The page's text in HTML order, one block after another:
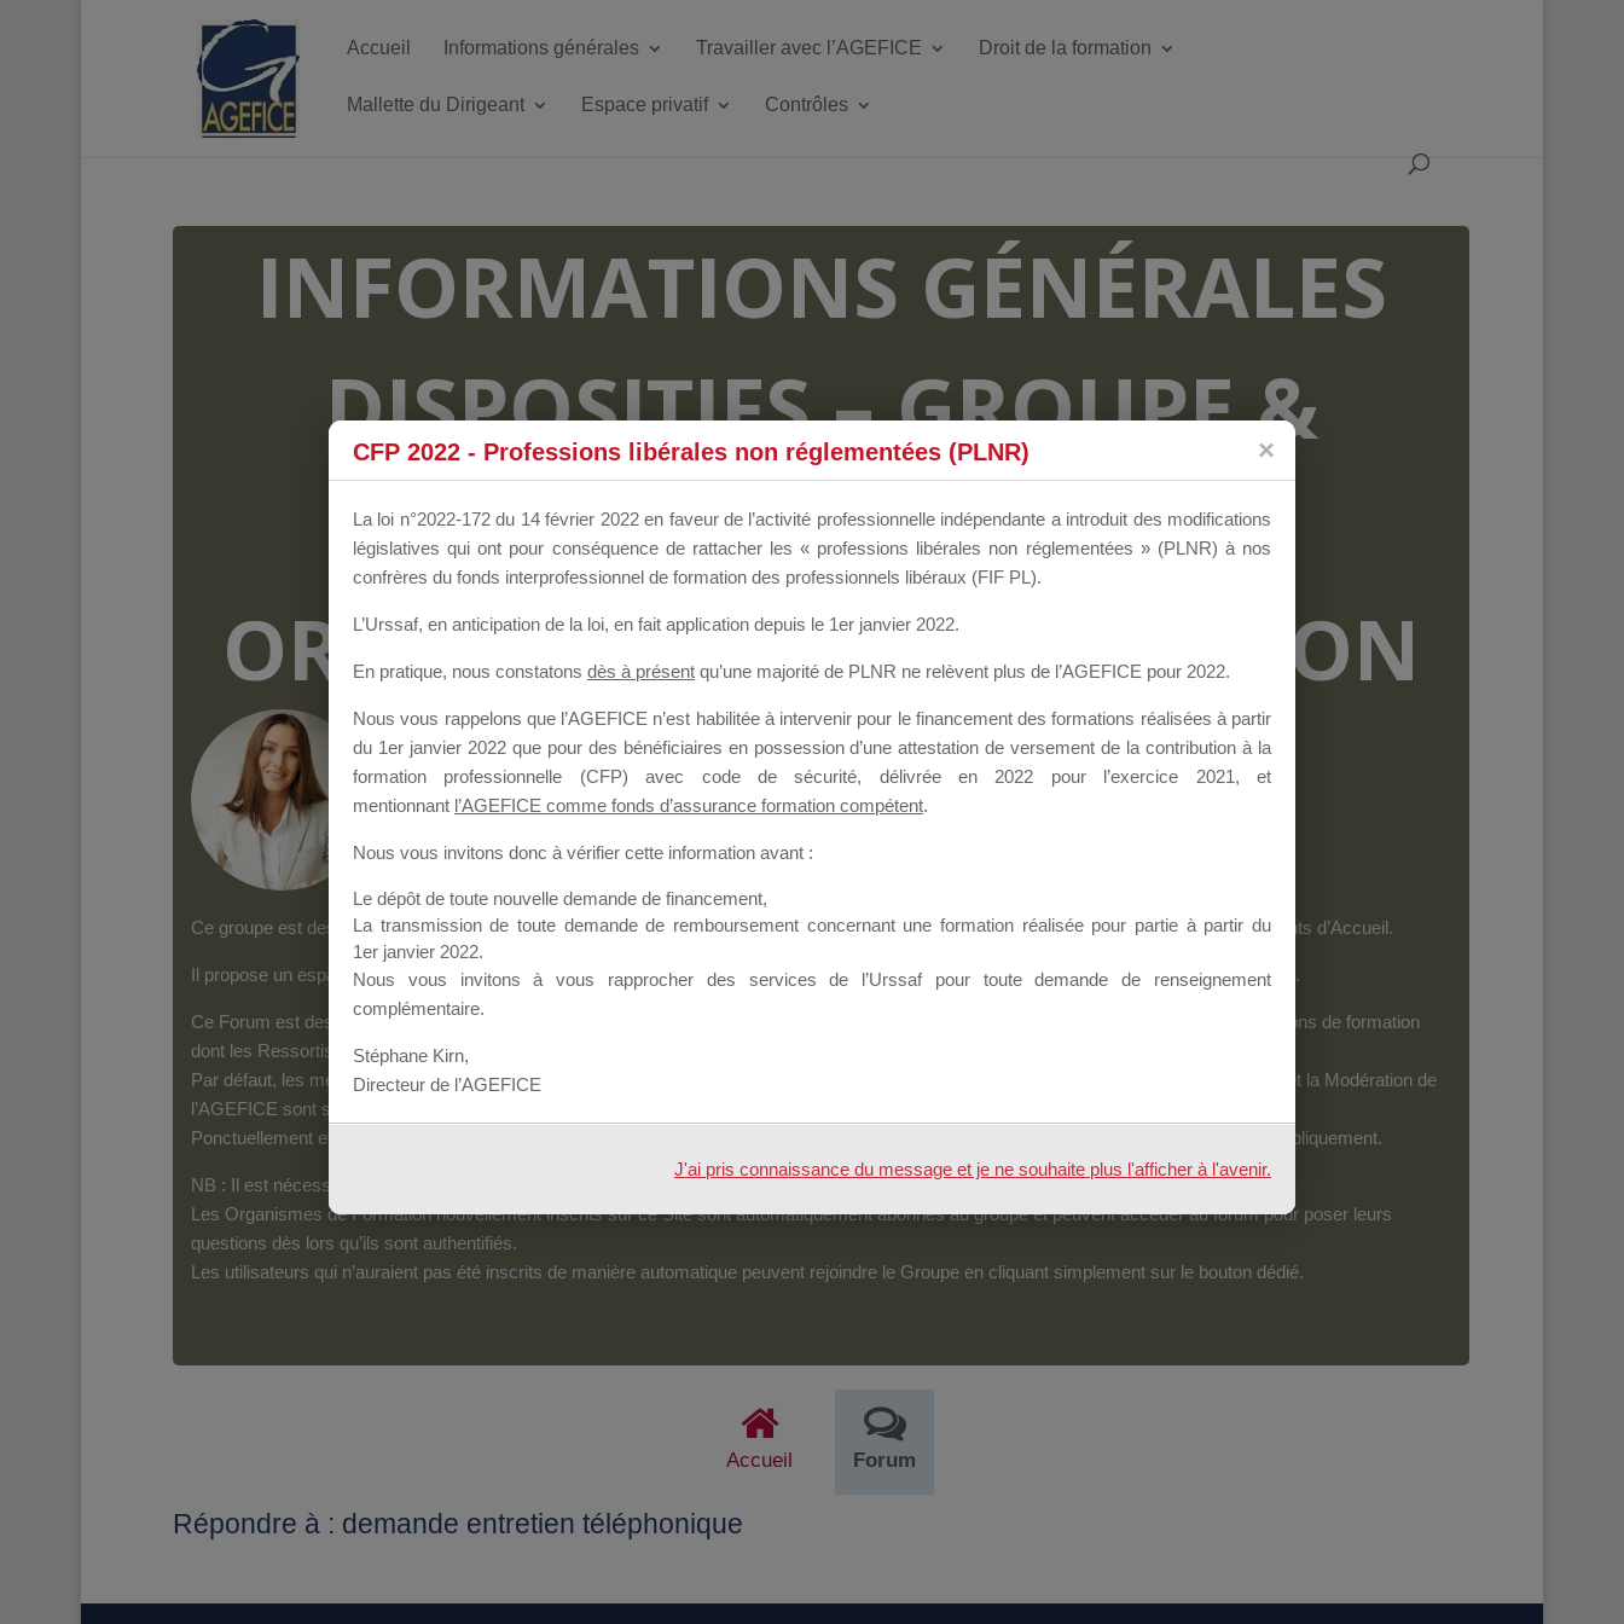
Accueil Informations générales Travailler avec l’AGEFICE Droit de la formation
Mallette du Dirigeant Espace privatif Contrôles
INFORMATIONS GÉNÉRALES
DISPOSITIFS – GROUPE &
FORUM DÉDIÉS AUX
ORGANISMES DE FORMATION
Groupe Public il y a un jour
Ce groupe est destiné aux Organismes de formation. Il accueille également les Conseillers salariés de l’AGEFICE et les personnels des Points d’Accueil.
Il propose un espace forum, sur lequel il est possible de laisser un message ou poser vos questions concernant les dispositifs de l’AGEFICE.
Ce Forum est destiné aux Organismes de formation qui ont besoin de renseignements sur l’AGEFICE et sur les aides au financement d’actions de formation
dont les Ressortissants de l’AGEFICE peuvent éventuellement bénéficier.
Par défaut, les messages qui sont postés sur cet espace sont considérés comme étant des messages
: Seuls leurs Auteurs et la Modération de
l’AGEFICE sont susceptibles d’en lire le contenu.
Ponctuellement et pour les messages qui s’avéreraient d’une particulière pertinence, certains des échanges pourront devenir accessibles publiquement.
NB : Il est nécessaire d’être inscrit(e) pour pouvoir accéder et intervenir sur cet espace.
Les Organismes de Formation nouvellement inscrits sur ce Site sont automatiquement abonnés au groupe et peuvent accéder au forum pour poser leurs
questions dès lors qu’ils sont authentifiés.
Les utilisateurs qui n’auraient pas été inscrits de manière automatique peuvent rejoindre le Groupe en cliquant simplement sur le bouton dédié.
Accueil Forum
Répondre à : demande entretien téléphonique
CFP 2022 - Professions libérales non réglementées (PLNR)
La loi n°2022-172 du 14 février 2022 en faveur de l’activité professionnelle indépendante a introduit des modifications
législatives qui ont pour conséquence de rattacher les « professions libérales non réglementées » (PLNR) à nos
confrères du fonds interprofessionnel de formation des professionnels libéraux (FIF PL).
L’Urssaf, en anticipation de la loi, en fait application depuis le 1er janvier 2022.
En pratique, nous constatons dès à présent qu’une majorité de PLNR ne relèvent plus de l’AGEFICE pour 2022.
Nous vous rappelons que l’AGEFICE n’est habilitée à intervenir pour le financement des formations réalisées à partir
du 1er janvier 2022 que pour des bénéficiaires en possession d’une attestation de versement de la contribution à la
formation professionnelle (CFP) avec code de sécurité, délivrée en 2022 pour l’exercice 2021, et
mentionnant l’AGEFICE comme fonds d’assurance formation compétent.
Nous vous invitons donc à vérifier cette information avant :
Le dépôt de toute nouvelle demande de financement,
La transmission de toute demande de remboursement concernant une formation réalisée pour partie à partir du
1er janvier 2022.
Nous vous invitons à vous rapprocher des services de l’Urssaf pour toute demande de renseignement
complémentaire.
Stéphane Kirn,
Directeur de l’AGEFICE
J'ai pris connaissance du message et je ne souhaite plus l'afficher à l'avenir.